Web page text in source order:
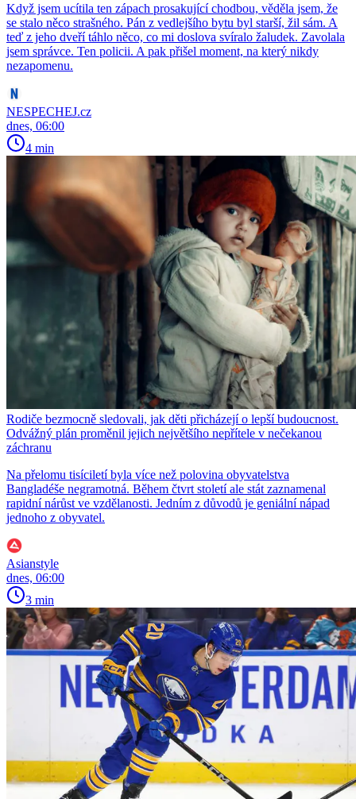
Když jsem ucítila ten zápach prosakující chodbou, věděla jsem, že
se stalo něco strašného. Pán z vedlejšího bytu byl starší, žil sám. A
teď z jeho dveří táhlo něco, co mi doslova svíralo žaludek. Zavolala
jsem správce. Ten policii. A pak přišel moment, na který nikdy
nezapomenu.
NESPECHEJ.cz
dnes, 06:00
4 min
Rodiče bezmocně sledovali, jak děti přicházejí o lepší budoucnost.
Odvážný plán proměnil jejich největšího nepřítele v nečekanou
záchranu
Na přelomu tisíciletí byla více než polovina obyvatelstva
Bangladéše negramotná. Během čtvrt století ale stát zaznamenal
rapidní nárůst ve vzdělanosti. Jedním z důvodů je geniální nápad
jednoho z obyvatel.
Asianstyle
dnes, 06:00
3 min